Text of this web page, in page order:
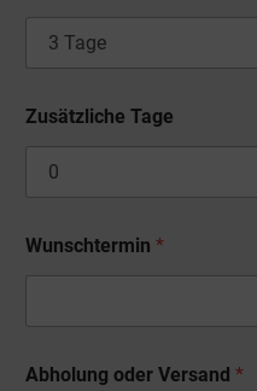
Zusätzliche Tage
Wunschtermin *
Abholung oder Versand *